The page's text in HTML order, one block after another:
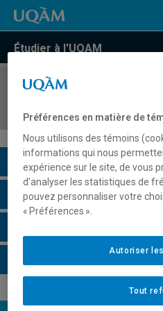
Étudier à l'UQAM
COURS//
Description du cours
Horaire - Été 2026
Préférences en matière de
Nous utilisons des témoins
informations qui nous
expérience sur le site, de vous
d’analyser les statistiques de
pouvez personnaliser votre
« Préférences ».
Tout
Autoriser